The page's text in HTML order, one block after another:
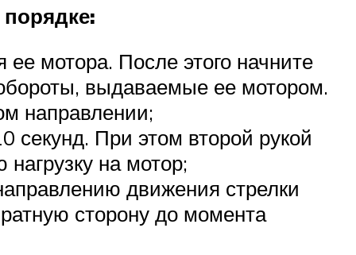
мотора. После этого начните
выдаваемые ее мотором.
направлении;
секунд. При этом второй рукой
на мотор;
движения стрелки
сторону до момента